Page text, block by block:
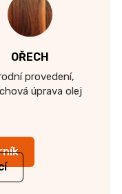
OŘECH
provedení,
úprava olej